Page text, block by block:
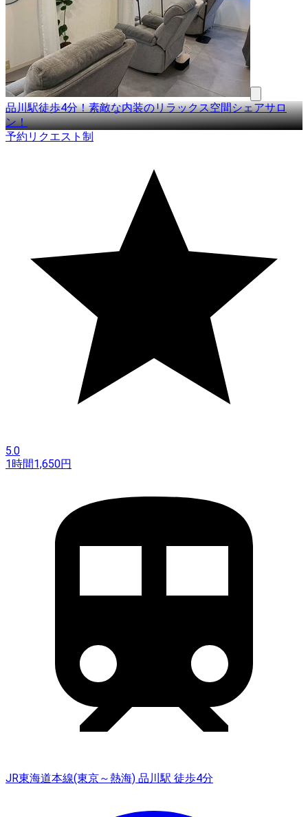
品川駅徒歩4分！素敵な内装のリラックス空間シェアサロ
ン！
予約リクエスト制
5.0
1時間1,650円
JR東海道本線(東京～熱海) 品川駅 徒歩4分